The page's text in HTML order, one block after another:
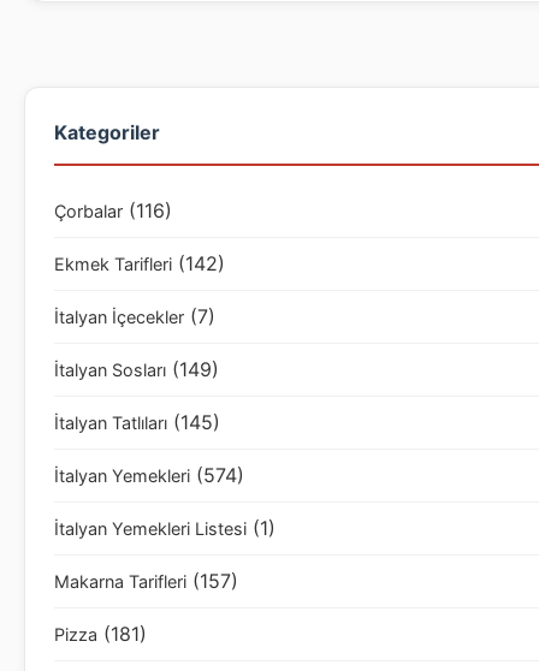
Kategoriler
Çorbalar (116)
Ekmek Tarifleri (142)
İtalyan İçecekler (7)
İtalyan Sosları (149)
İtalyan Tatlıları (145)
İtalyan Yemekleri (574)
İtalyan Yemekleri Listesi (1)
Makarna Tarifleri (157)
Pizza (181)